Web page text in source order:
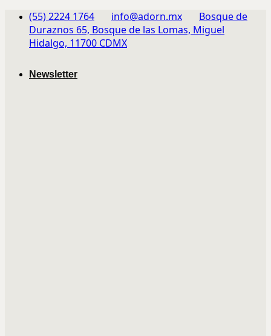
Skip
content
(55) 2224 1764 info@adorn.mx
Bosque de
Duraznos 65, Bosque de las Lomas, Miguel
Hidalgo, 11700 CDMX
Newsletter